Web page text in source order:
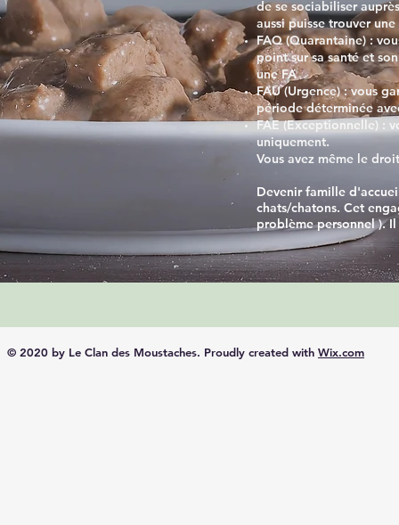
de se sociabiliser
aussi puisse trouver
FAQ (Quarantaine) :
point sur sa santé et
une FA
FAU (Urgence) : vous
période déterminée
FAE (Exceptionnelle) :
uniquement.
Vous avez même le
Devenir famille
chats/chatons. Cet
problème personnel ).
© 2020 by Le Clan des Moustaches. Proudly created with Wix.com